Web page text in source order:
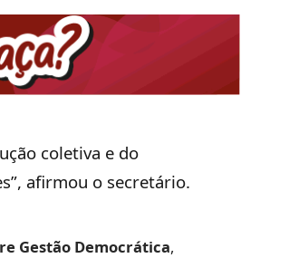
coletiva e do
afirmou o secretário.
Gestão Democrática,